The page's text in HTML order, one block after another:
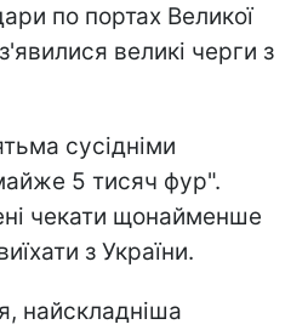
по портах Великої
великі черги з
сусідніми
5 тисяч фур".
чекати щонайменше
з України.
найскладніша